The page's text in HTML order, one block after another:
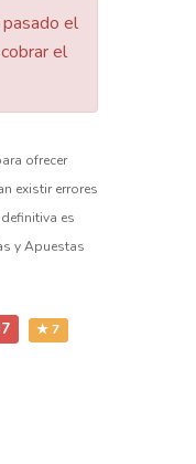
el
el
ofrecer
existir errores
es
y Apuestas
★ 7